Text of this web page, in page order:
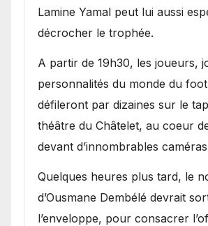
Lamine Yamal peut lui aussi
décrocher le trophée.
A partir de 19h30, les joueurs,
personnalités du monde du
défileront par dizaines sur le
théâtre du Châtelet, au coeur
devant d’innombrables
Quelques heures plus tard, le
d’Ousmane Dembélé devrait
l’enveloppe, pour consacrer